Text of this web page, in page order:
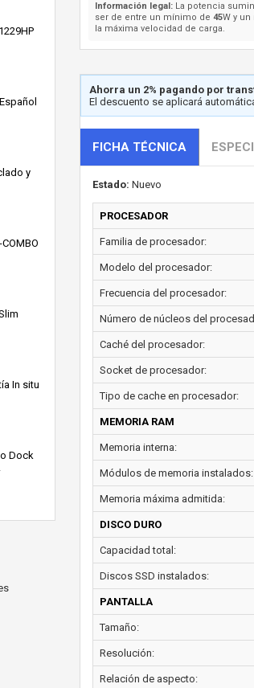
y
In situ
Dock
Información legal:La potencia
ser de entre un mínimo de 45W y un
la máxima velocidad de carga.
Ahorra un 2% pagando por
El descuento se aplicará
FICHA TÉCNICA
Estado: Nuevo
PROCESADOR
Familia de procesador:
Modelo del procesador:
Frecuencia del procesador:
Número de núcleos del
Caché del procesador:
Socket de procesador:
Tipo de cache en procesador:
MEMORIA RAM
Memoria interna:
Módulos de memoria instalados:
Memoria máxima admitida:
DISCO DURO
Capacidad total:
Discos SSD instalados:
PANTALLA
Tamaño:
Resolución:
Relación de aspecto: